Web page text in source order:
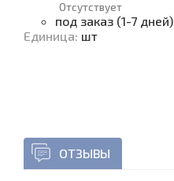
Отсутствует
под заказ (1-7 дней)
Единица: шт
ОТЗЫВЫ